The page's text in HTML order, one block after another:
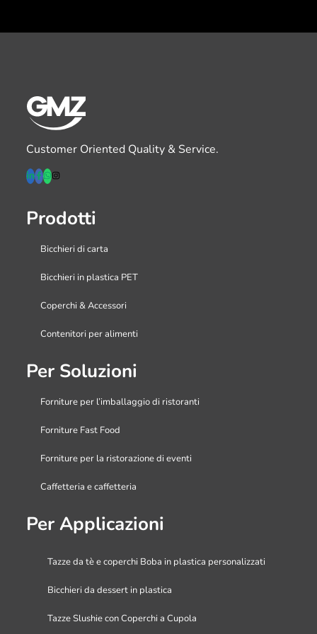
Customer Oriented Quality & Service.
Prodotti
Bicchieri di carta
Bicchieri in plastica PET
Coperchi & Accessori
Contenitori per alimenti
Per Soluzioni
Forniture per l’imballaggio di ristoranti
Forniture Fast Food
Forniture per la ristorazione di eventi
Caffetteria e caffetteria
Per Applicazioni
Tazze da tè e coperchi Boba in plastica personalizzati
Bicchieri da dessert in plastica
Tazze Slushie con Coperchi a Cupola